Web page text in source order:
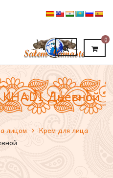
0
Дневной
лицом
Крем для лица